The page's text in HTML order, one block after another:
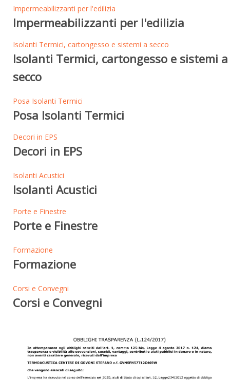
Impermeabilizzanti per l'edilizia
Impermeabilizzanti per l'edilizia
Isolanti Termici, cartongesso e sistemi a secco
Isolanti Termici, cartongesso e sistemi a
secco
Posa Isolanti Termici
Posa Isolanti Termici
Decori in EPS
Decori in EPS
Isolanti Acustici
Isolanti Acustici
Porte e Finestre
Porte e Finestre
Formazione
Formazione
Corsi e Convegni
Corsi e Convegni